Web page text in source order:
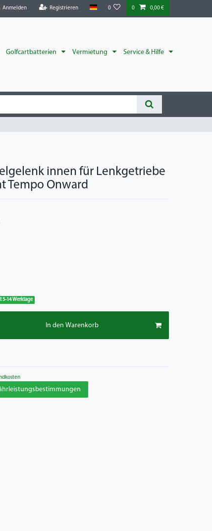
Anmelden Registrieren 0 0 0,00 €
Golfcartbatterien Vermietung Service & Hilfe
innen für Lenkgetriebe
Tempo Onward
5-14 Werktage
In den Warenkorb